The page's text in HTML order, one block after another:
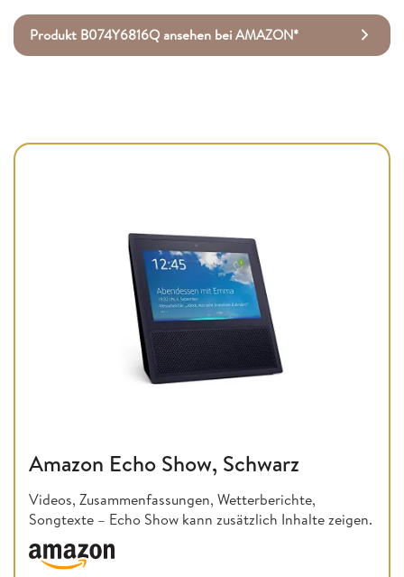
Produkt B074Y6816Q ansehen bei AMAZON*
Amazon Echo Show, Schwarz
Videos, Zusammenfassungen, Wetterberichte,
Songtexte – Echo Show kann zusätzlich Inhalte zeigen.